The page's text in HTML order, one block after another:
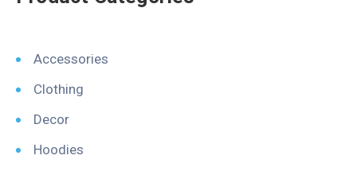
Accessories
Clothing
Decor
Hoodies